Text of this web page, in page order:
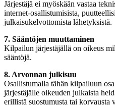
Järjestäjä ei myöskään vastaa
internet-osallistumisista,
julkaisukelvottomista lähetyksistä.
7. Sääntöjen muuttaminen
Kilpailun järjestäjällä on oikeus
sääntöjä.
8. Arvonnan julkisuu
Osallistumalla tähän kilpailuun
järjestäjälle oikeuden julkaista
erillistä suostumusta tai korvausta